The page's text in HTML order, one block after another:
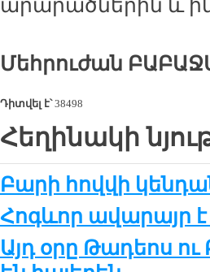
արարածներին և
Մեհրուժան
Դիտվել է՝38498
Հեղինակի
Բա­րի հով­վի
Հոգևոր ավարայր է
Այդ օրը Թադեոս